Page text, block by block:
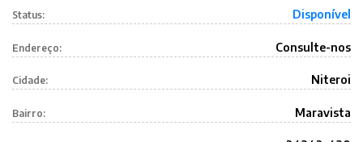
Status: Disponível
Endereço: Consulte-nos
Cidade: Niteroi
Bairro: Maravista